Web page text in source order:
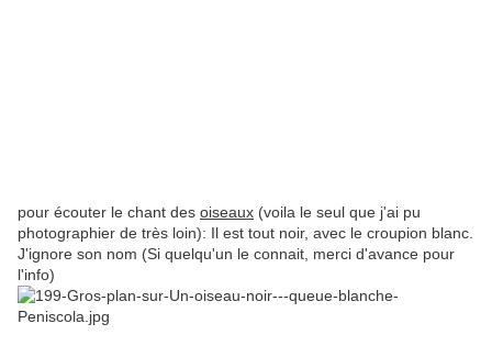
pour écouter le chant des oiseaux (voila le seul que j'ai pu
photographier de très loin): Il est tout noir, avec le croupion blanc.
J'ignore son nom (Si quelqu'un le connait, merci d'avance pour
l'info)